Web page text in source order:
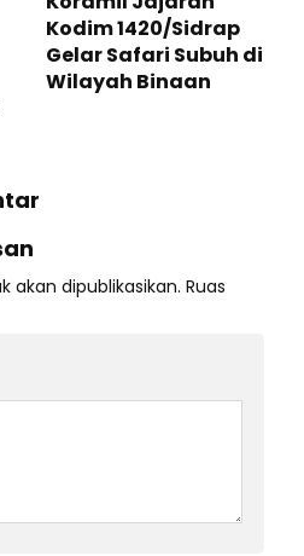
Kodim 1420/Sidrap
Gelar Safari Subuh di
Wilayah Binaan
akan dipublikasikan. Ruas